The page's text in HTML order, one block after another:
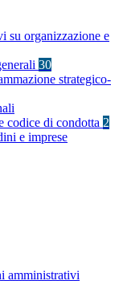
su organizzazione e
30
strategico-
codice di condotta 2
e imprese
amministrativi